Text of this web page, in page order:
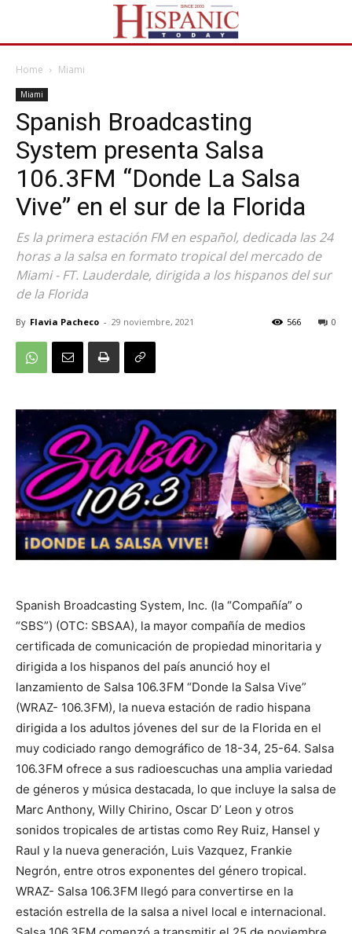
Home Miami
Miami
Spanish Broadcasting
System presenta Salsa
106.3FM “Donde La Salsa
Vive” en el sur de la Florida
Es la primera estación FM en español, dedicada las 24
horas a la salsa en formato tropical del mercado de
Miami - FT. Lauderdale, dirigida a los hispanos del sur
de la Florida
By Flavia Pacheco - 29 noviembre, 2021 0
566
Spanish Broadcasting System, Inc. (la “Compañía” o
“SBS”) (OTC: SBSAA), la mayor compañía de medios
certificada de comunicación de propiedad minoritaria y
dirigida a los hispanos del país anunció hoy el
lanzamiento de Salsa 106.3FM “Donde la Salsa Vive”
(WRAZ- 106.3FM), la nueva estación de radio hispana
dirigida a los adultos jóvenes del sur de la Florida en el
muy codiciado rango demográfico de 18-34, 25-64. Salsa
106.3FM ofrece a sus radioescuchas una amplia variedad
de géneros y música destacada, lo que incluye la salsa de
Marc Anthony, Willy Chirino, Oscar D’ Leon y otros
sonidos tropicales de artistas como Rey Ruiz, Hansel y
Raul y la nueva generación, Luis Vazquez, Frankie
Negrón, entre otros exponentes del género tropical.
WRAZ- Salsa 106.3FM llegó para convertirse en la
estación estrella de la salsa a nivel local e internacional.